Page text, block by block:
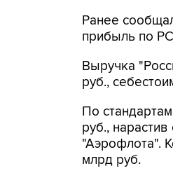
Ранее
прибыль по
Выручка
руб.,
По
руб.,
"Аэрофлота".
млрд руб.